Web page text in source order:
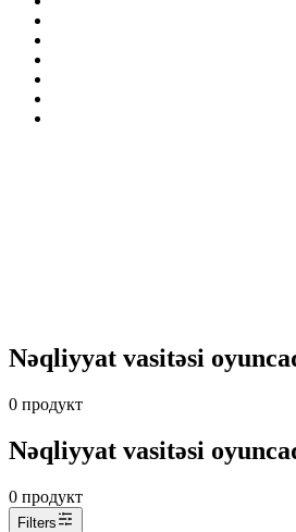
Nəqliyyat vasitəsi
0 продукт
Nəqliyyat vasitəsi
0 продукт
Filters